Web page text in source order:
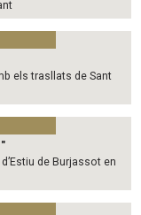
els trasllats de Sant
de Burjassot en